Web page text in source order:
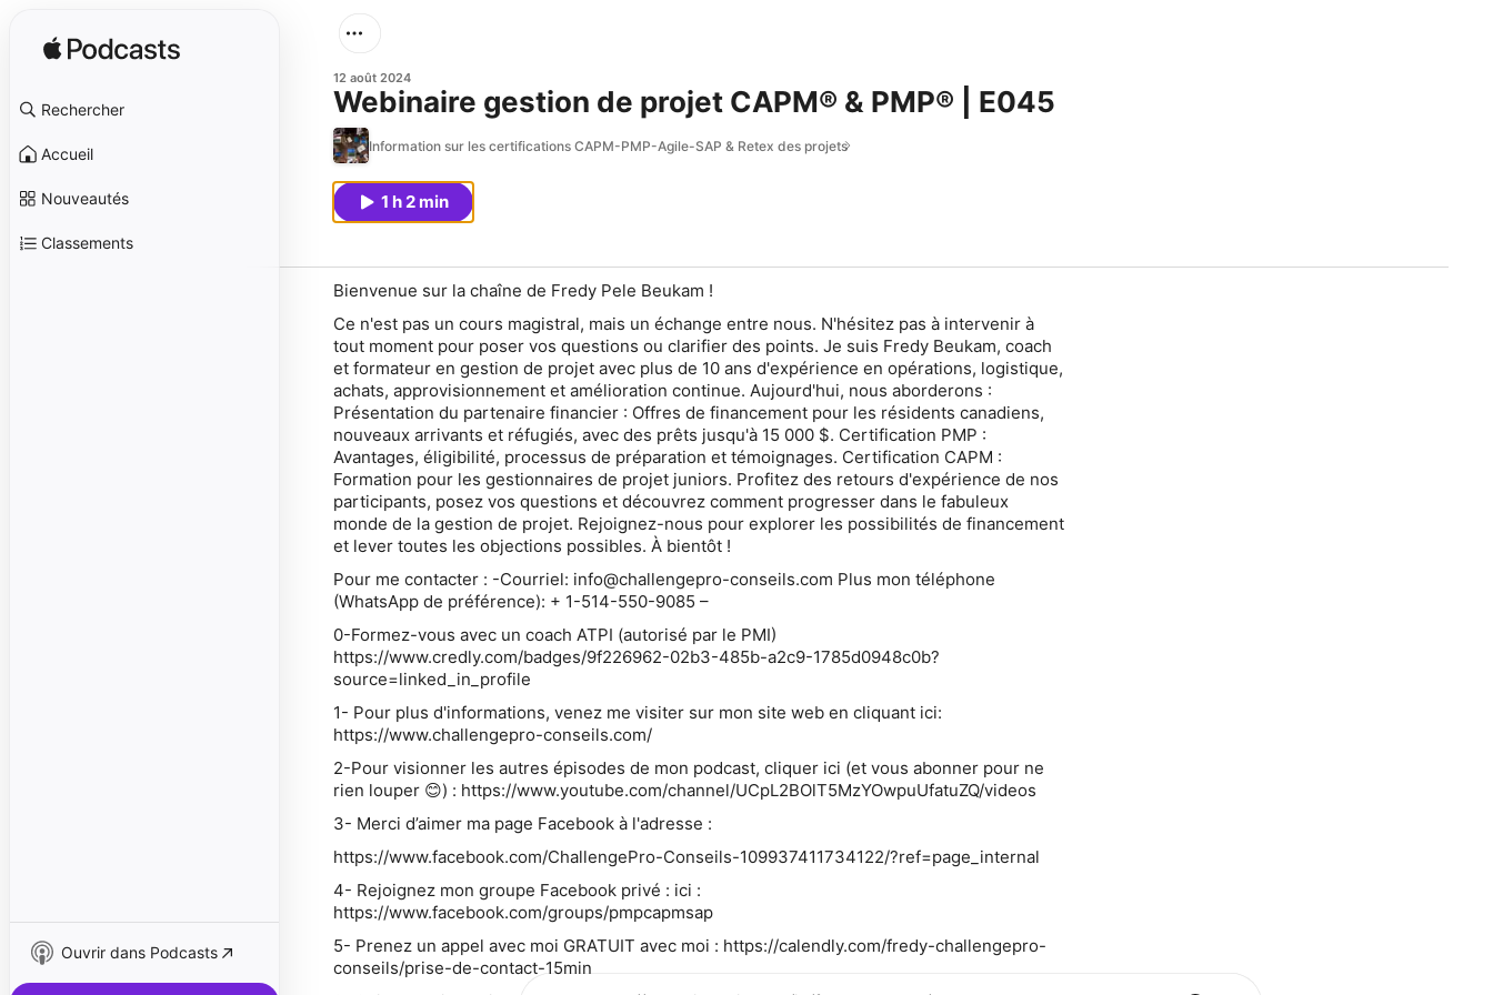
Rechercher
Accueil
Nouveautés
Classements
Ouvrir dans Podcasts
12 août 2024
Webinaire gestion de projet CAPM® & PMP® | E045
Information sur les certifications CAPM-PMP-Agile-SAP & Retex des projets
1 h 2 min
Bienvenue sur la chaîne de Fredy Pele Beukam !
Ce n'est pas un cours magistral, mais un échange entre nous. N'hésitez pas à intervenir à
tout moment pour poser vos questions ou clarifier des points. Je suis Fredy Beukam, coach
et formateur en gestion de projet avec plus de 10 ans d'expérience en opérations, logistique,
achats, approvisionnement et amélioration continue. Aujourd'hui, nous aborderons :
Présentation du partenaire financier : Offres de financement pour les résidents canadiens,
nouveaux arrivants et réfugiés, avec des prêts jusqu'à 15 000 $. Certification PMP :
Avantages, éligibilité, processus de préparation et témoignages. Certification CAPM :
Formation pour les gestionnaires de projet juniors. Profitez des retours d'expérience de nos
participants, posez vos questions et découvrez comment progresser dans le fabuleux
monde de la gestion de projet. Rejoignez-nous pour explorer les possibilités de financement
et lever toutes les objections possibles. À bientôt !
Pour me contacter : -Courriel: info@challengepro-conseils.com Plus mon téléphone
(WhatsApp de préférence): + 1-514-550-9085 –
0-Formez-vous avec un coach ATPI (autorisé par le PMI)
https://www.credly.com/badges/9f226962-02b3-485b-a2c9-1785d0948c0b?
source=linked_in_profile
1- Pour plus d'informations, venez me visiter sur mon site web en cliquant ici:
https://www.challengepro-conseils.com/
2-Pour visionner les autres épisodes de mon podcast, cliquer ici (et vous abonner pour ne
rien louper 😊) : https://www.youtube.com/channel/UCpL2BOlT5MzYOwpuUfatuZQ/videos
3- Merci d’aimer ma page Facebook à l'adresse :
https://www.facebook.com/ChallengePro-Conseils-109937411734122/?ref=page_internal
4- Rejoignez mon groupe Facebook privé : ici :
https://www.facebook.com/groups/pmpcapmsap
5- Prenez un appel avec moi GRATUIT avec moi : https://calendly.com/fredy-challengepro-
conseils/prise-de-contact-15min